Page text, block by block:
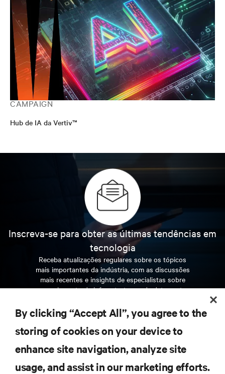
CAMPAIGN
Hub de IA da Vertiv™
Inscreva-se para obter as últimas tendências em
tecnologia
Receba atualizações regulares sobre os tópicos
mais importantes da indústria, com as discussões
mais recentes e insights de especialistas sobre
gerenciamento de infraestrutura e de data center.
INSCREVA-SE AGORA
RECURSOS
By clicking “Accept All”, you agree to the
storing of cookies on your device to
enhance site navigation, analyze site
usage, and assist in our marketing efforts.